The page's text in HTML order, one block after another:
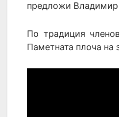
предложи
По традиция
Паметната плоча на